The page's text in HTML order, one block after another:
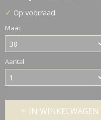
✓ Op voorraad
Maat
Aantal
IN WINKELWAGEN